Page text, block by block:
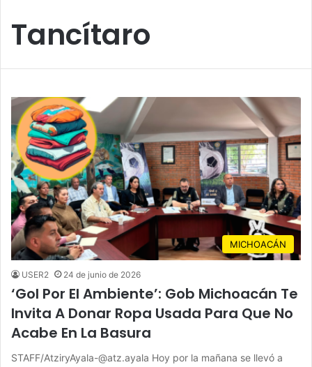
Tancítaro
MICHOACÁN
USER2 24 de junio de 2026
‘Gol Por El Ambiente’: Gob Michoacán Te
Invita A Donar Ropa Usada Para Que No
Acabe En La Basura
STAFF/AtziryAyala-@atz.ayala Hoy por la mañana se llevó a